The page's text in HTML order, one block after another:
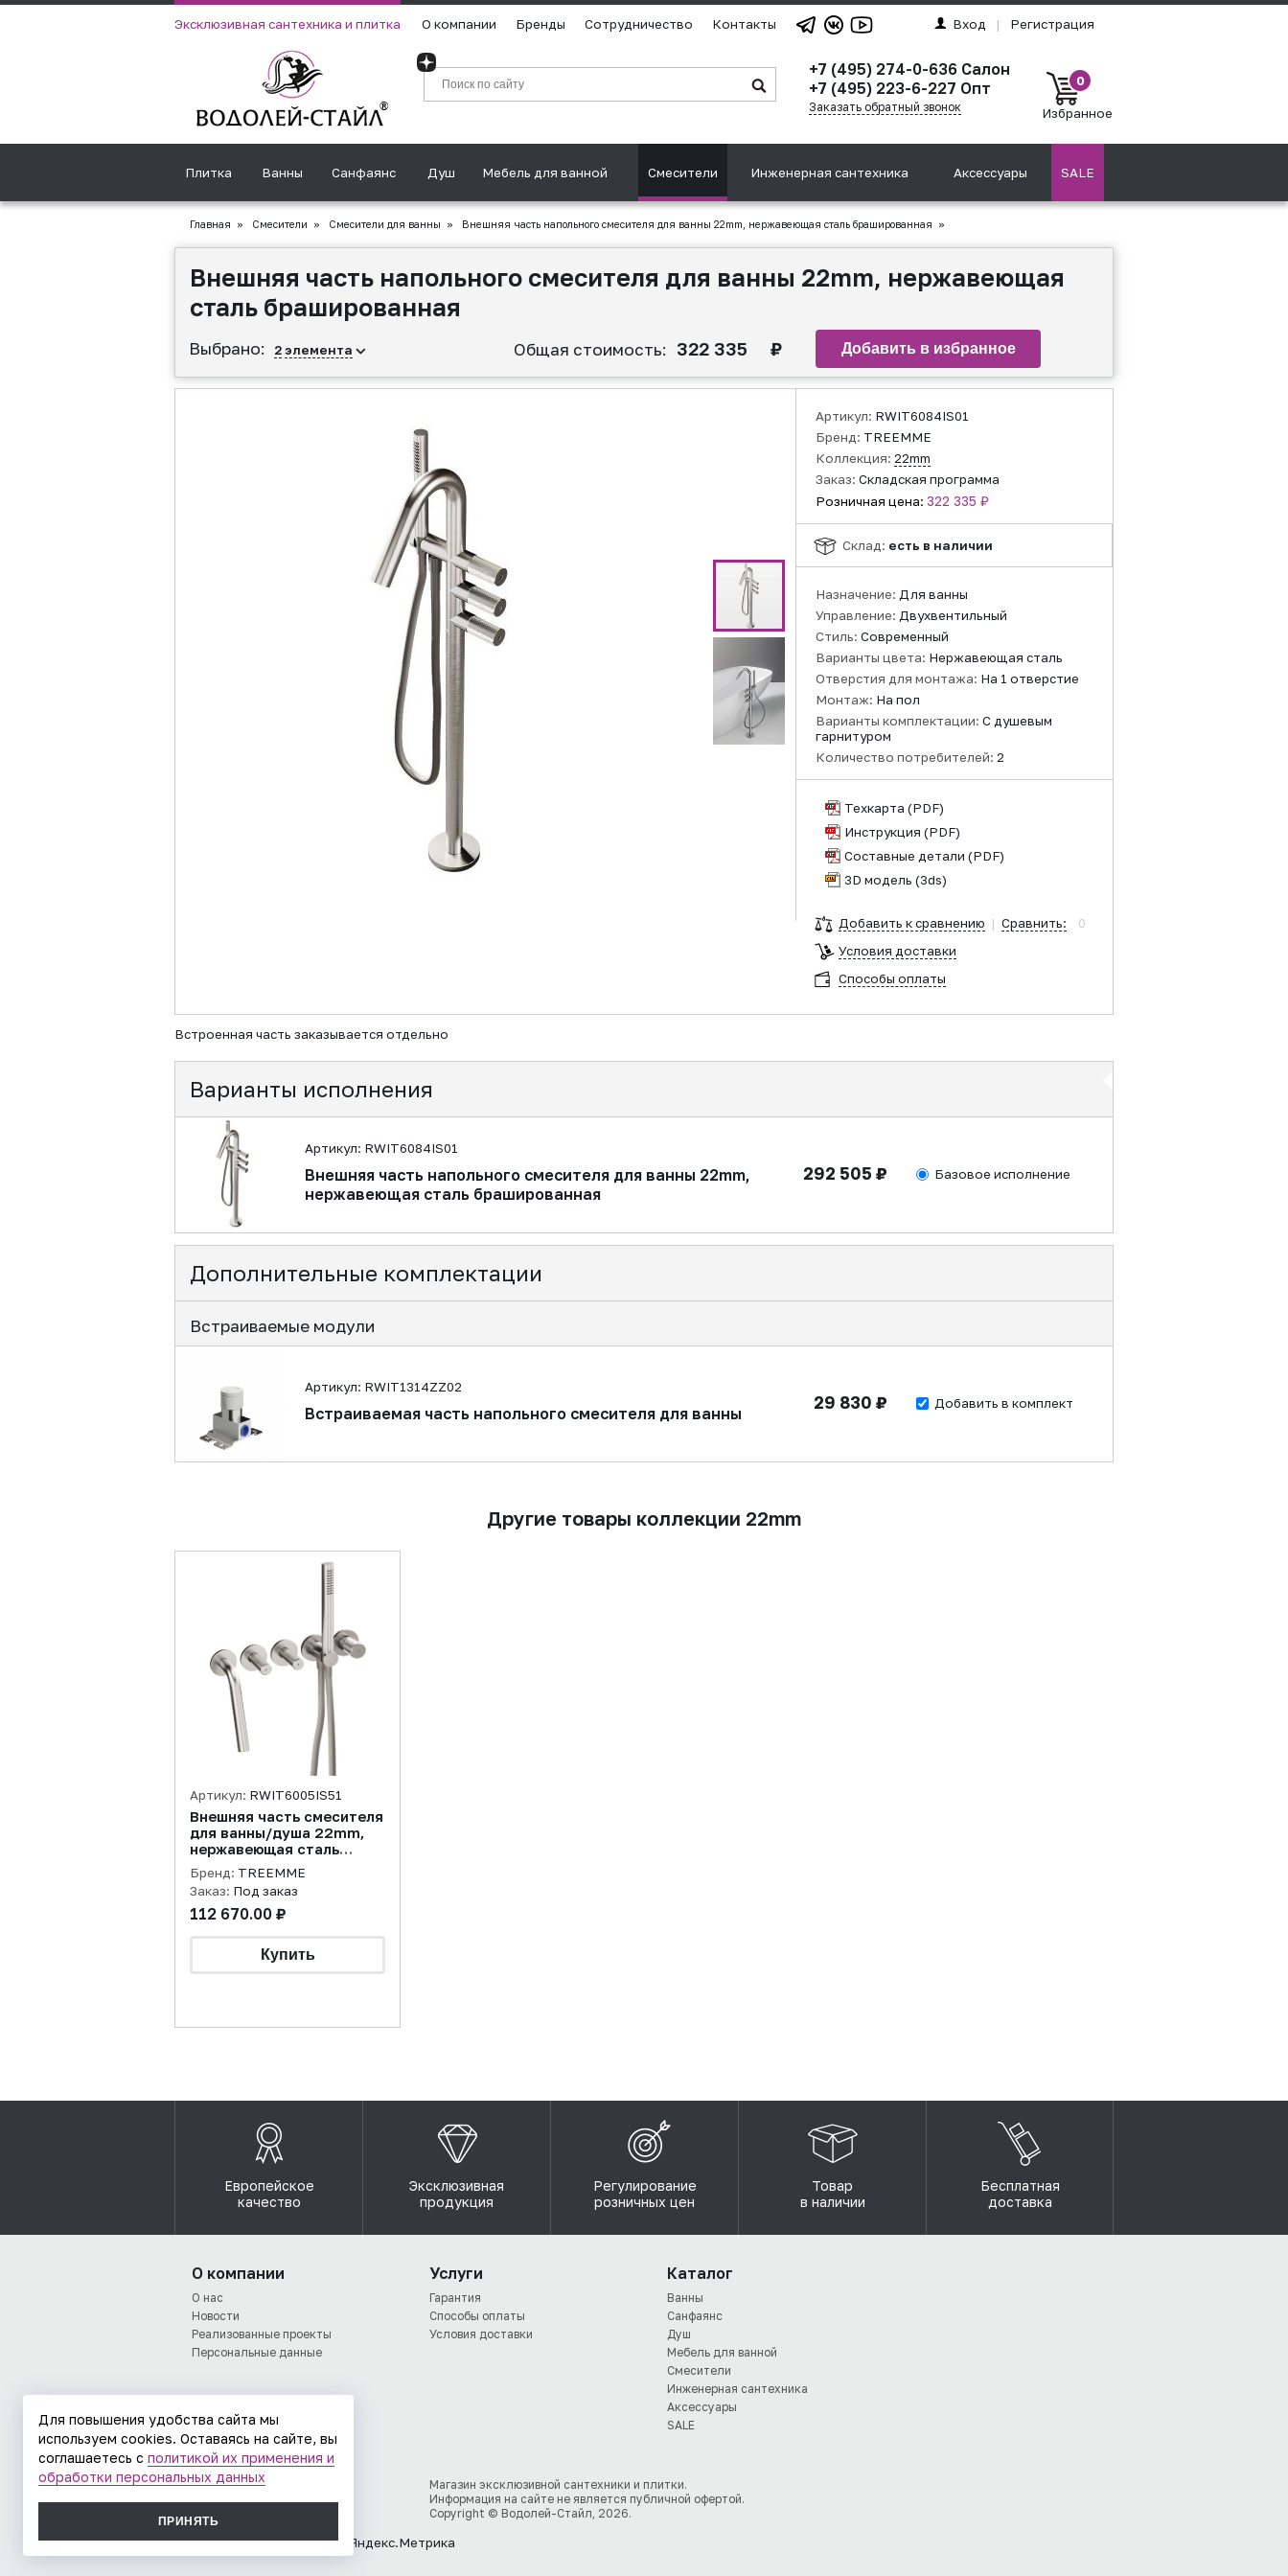
Эксклюзивная сантехника и плитка О компании Бренды Сотрудничество Контакты Вход | Регистрация
+7 (495) 274-0-636 Салон
+7 (495) 223-6-227 Опт
Заказать обратный звонок
0
Избранное
Плитка Ванны Санфаянс Душ Мебель для ванной Смесители Инженерная сантехника Аксессуары SALE
Главная » Смесители » Смесители для ванны » Внешняя часть напольного смесителя для ванны 22mm, нержавеющая сталь брашированная »
Внешняя часть напольного смесителя для ванны 22mm, нержавеющая
сталь брашированная
Выбрано: 2элемента Общая стоимость: 322 335 ₽
Артикул: RWIT6084IS01
Бренд: TREEMME
Коллекция: 22mm
Заказ: Складская программа
Розничная цена: 322 335 ₽
Склад: есть в наличии
Назначение: Для ванны
Управление: Двухвентильный
Стиль: Современный
Варианты цвета: Нержавеющая сталь
Отверстия для монтажа: На 1 отверстие
Монтаж: На пол
Варианты комплектации: С душевым
гарнитуром
Количество потребителей: 2
Техкарта (PDF)
Инструкция (PDF)
Составные детали (PDF)
3D модель (3ds)
Добавить к сравнению | Сравнить:
0
Условия доставки
Способы оплаты
Встроенная часть заказывается отдельно
Варианты исполнения
Артикул: RWIT6084IS01
Внешняя часть напольного смесителя для ванны 22mm,
нержавеющая сталь брашированная
292 505 ₽ Базовое исполнение
Дополнительные комплектации
Встраиваемые модули
Артикул: RWIT1314ZZ02
Встраиваемая часть напольного смесителя для ванны
29 830 ₽ Добавить в комплект
Другие товары коллекции 22mm
Артикул: RWIT6005IS51
Внешняя часть смесителя
для ванны/душа 22mm,
нержавеющая сталь
брашированная
Бренд: TREEMME
Заказ: Под заказ
112 670.00 ₽
Европейское
качество
Эксклюзивная
продукция
Регулирование
розничных цен
Товар
в наличии
Бесплатная
доставка
О компании
О нас
Новости
Реализованные проекты
Персональные данные
Услуги
Гарантия
Способы оплаты
Условия доставки
Каталог
Ванны
Санфаянс
Душ
Мебель для ванной
Смесители
Инженерная сантехника
Аксессуары
SALE
Магазин эксклюзивной сантехники и плитки.
Информация на сайте не является публичной офертой.
Copyright © Водолей-Стайл, 2026.
Для повышения удобства сайта мы
используем cookies. Оставаясь на сайте, вы
соглашаетесь с политикой их применения и
обработки персональных данных
ПРИНЯТЬ